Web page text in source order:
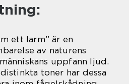
ett larm” är en
av naturens
uppfann ljud.
toner har dessa